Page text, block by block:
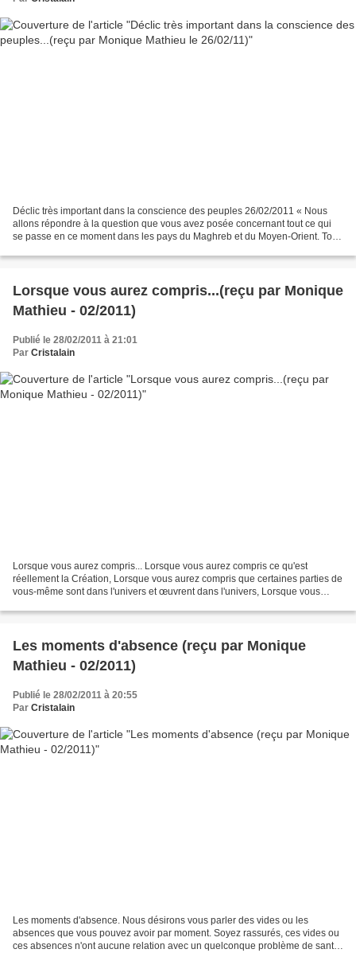
Déclic très important dans la conscience des peuples 26/02/2011 « Nous
allons répondre à la question que vous avez posée concernant tout ce qui
se passe en ce moment dans les pays du Maghreb et du Moyen-Orient. Tous
Lorsque vous aurez compris...(reçu par Monique
Mathieu - 02/2011)
Publié le 28/02/2011 à 21:01
Par Cristalain
Lorsque vous aurez compris... Lorsque vous aurez compris ce qu'est
réellement la Création, Lorsque vous aurez compris que certaines parties de
vous-même sont dans l'univers et œuvrent dans l'univers, Lorsque vous
Les moments d'absence (reçu par Monique
Mathieu - 02/2011)
Publié le 28/02/2011 à 20:55
Par Cristalain
Les moments d'absence. Nous désirons vous parler des vides ou les
absences que vous pouvez avoir par moment. Soyez rassurés, ces vides ou
ces absences n'ont aucune relation avec un quelconque problème de santé